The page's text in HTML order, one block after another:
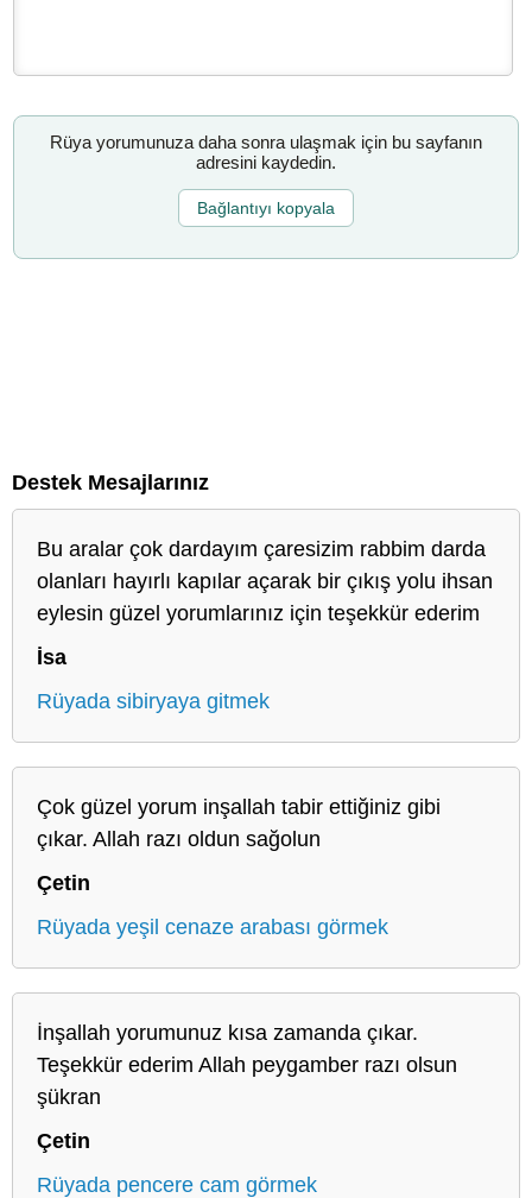
Rüya yorumunuza daha sonra ulaşmak için bu sayfanın
adresini kaydedin.
Bağlantıyı kopyala
Destek Mesajlarınız
Bu aralar çok dardayım çaresizim rabbim darda
olanları hayırlı kapılar açarak bir çıkış yolu ihsan
eylesin güzel yorumlarınız için teşekkür ederim
İsa
Rüyada sibiryaya gitmek
Çok güzel yorum inşallah tabir ettiğiniz gibi
çıkar. Allah razı oldun sağolun
Çetin
Rüyada yeşil cenaze arabası görmek
İnşallah yorumunuz kısa zamanda çıkar.
Teşekkür ederim Allah peygamber razı olsun
şükran
Çetin
Rüyada pencere cam görmek